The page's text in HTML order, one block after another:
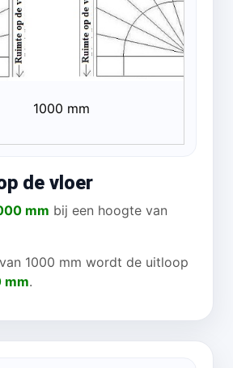
1000 mm
de vloer
mm bij een hoogte van
1000 mm wordt de uitloop
mm.